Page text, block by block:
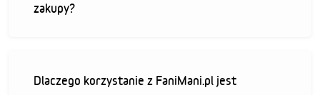
zakupy?
Dlaczego korzystanie z FaniMani.pl jest